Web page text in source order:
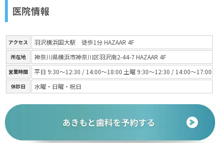
医院情報
アクセス 羽沢横浜国大駅 徒歩1分 HAZAAR 4F
所在地 神奈川県横浜市神奈川区羽沢南2-44-7 HAZAAR 4F
営業時間 平日 9:30～12:30 / 14:00～18:00 土曜 9:30～12:30 / 14:00～17:00
休診日 水曜・日曜・祝日